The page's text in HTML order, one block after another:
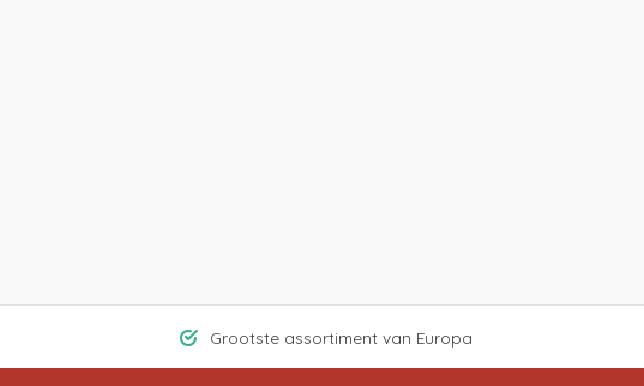
Grootste assortiment van Europa